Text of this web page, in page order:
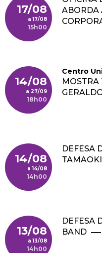
17/08
17/08
15h00
ABORDA
14/08
27/09
18h00
Centro
MOSTRA
14/08
14/08
14h00
DEFESA
13/08
13/08
14h00
DEFESA
BAND